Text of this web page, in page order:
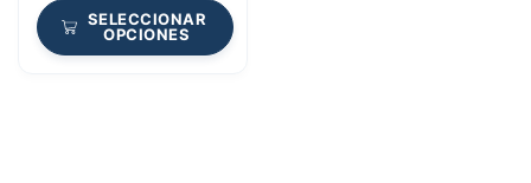
SELECCIONAR
OPCIONES